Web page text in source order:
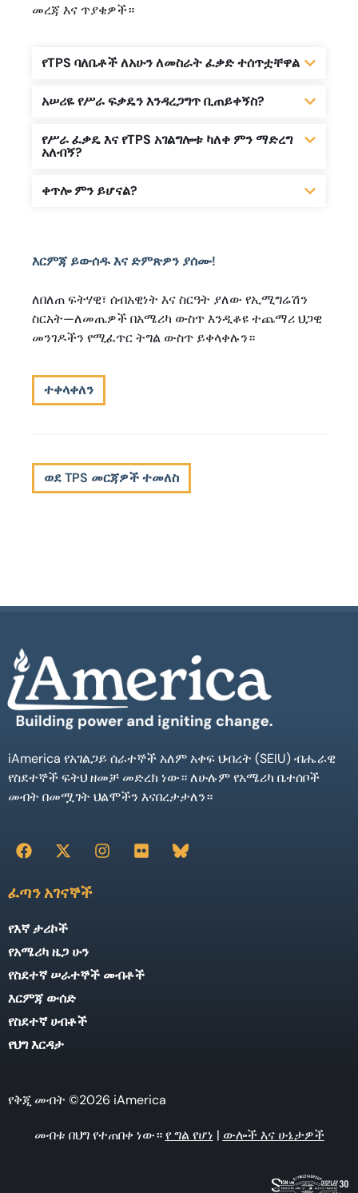
መረጃ እና ጥያቄዎች።
የTPS ባለቤቶች ለአሁን ለመስራት ፈቃድ ተሰጥቷቸዋል
አሠሪዬ የሥራ ፍቃዴን እንዳረጋግጥ ቢጠይቀኝስ?
የሥራ ፈቃዴ እና የTPS አገልግሎቱ ካለቀ ምን ማድረግ
አለብኝ?
ቀጥሎ ምን ይሆናል?
እርምጃ ይውሰዱ እና ድምጽዎን ያሰሙ!
ለበለጠ ፍትሃዊ፣ ሰብአዊነት እና ስርዓት ያለው የኢሚግሬሽን
ስርአት—ለመጤዎች በአሜሪካ ውስጥ እንዲቆዩ ተጨማሪ ህጋዊ
መንገዶችን የሚፈጥር ትግል ውስጥ ይቀላቀሉን።
ተቀላቀለን
ወደ TPS መርጃዎች ተመለስ
iAmerica የአገልጋይ ሰራተኞች አለም አቀፍ ህብረት (SEIU) ብሔራዊ
የስደተኞች ፍትህ ዘመቻ መድረክ ነው። ለሁሉም የአሜሪካ ቤተሰቦች
መብት በመሟገት ህልሞችን እናበረታታለን።
ፈጣን አገናኞች
የእኛ ታሪኮች
የአሜሪካ ዜጋ ሁን
የስደተኛ ሠራተኞች መብቶች
እርምጃ ውሰድ
የስደተኛ ሀብቶች
የህግ እርዳታ
የቅጂ መብት ©2026 iAmerica
መብቱ በህግ የተጠበቀ ነው።የ ግል የሆነ | ውሎች እና ሁኔታዎች